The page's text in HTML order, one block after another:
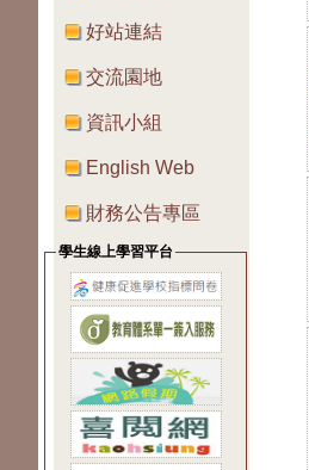
好站連結
交流園地
資訊小組
English Web
財務公告專區
學生線上學習平台